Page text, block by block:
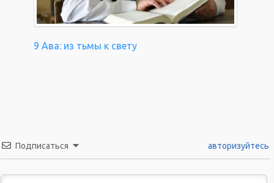
9 Ава: из тьмы к свету
Подписаться авторизуйтесь